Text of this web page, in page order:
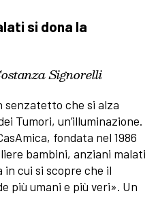
si dona la
Signorelli
senzatetto che si alza
Tumori, un’illuminazione.
fondata nel 1986
bambini, anziani malati
cui si scopre che il
più umani e più veri». Un